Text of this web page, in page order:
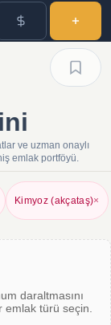
ve uzman onaylı
emlak portföyü.
Kimyoz (akçataş)×
daraltmasını
emlak türü seçin.